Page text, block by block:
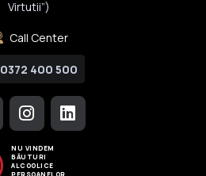
Virtutii”)
Call Center
0372 400 500
NU VINDEM
BĂUTURI
ALCOOLICE
PERSOANELOR